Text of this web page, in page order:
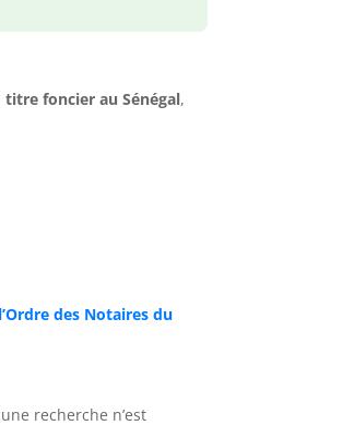
titre foncier au Sénégal,
l’Ordre des Notaires du
recherche n’est